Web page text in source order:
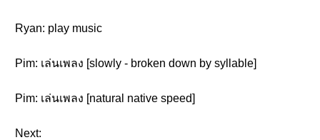
Ryan: play music
Pim: เล่นเพลง [slowly - broken down by syllable]
Pim: เล่นเพลง [natural native speed]
Next: